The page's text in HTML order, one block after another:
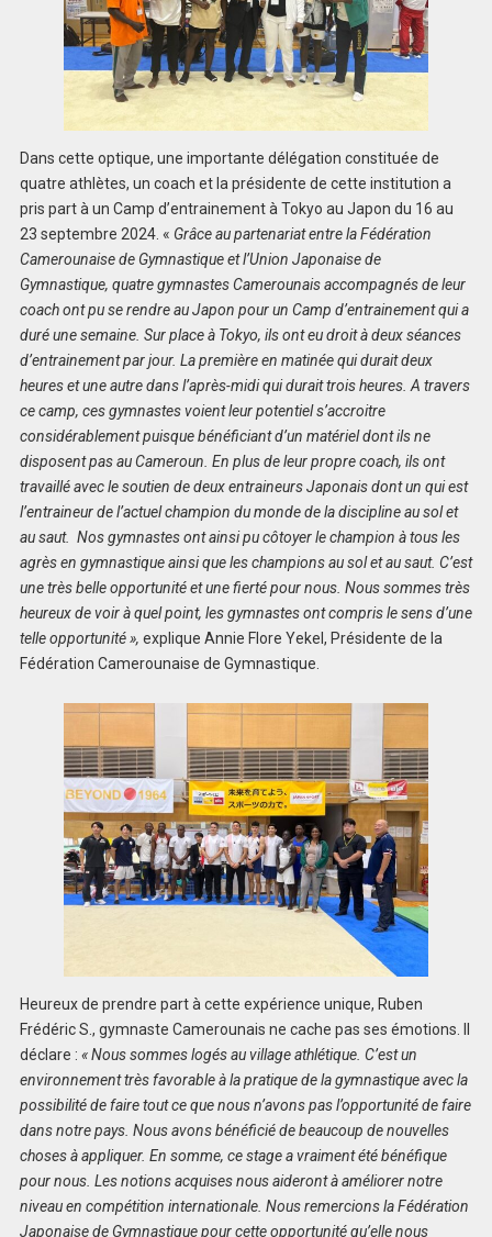
Dans cette optique, une importante délégation constituée de
quatre athlètes, un coach et la présidente de cette institution a
pris part à un Camp d’entrainement à Tokyo au Japon du 16 au
23 septembre 2024. « Grâce au partenariat entre la Fédération
Camerounaise de Gymnastique et l’Union Japonaise de
Gymnastique, quatre gymnastes Camerounais accompagnés de leur
coach ont pu se rendre au Japon pour un Camp d’entrainement qui a
duré une semaine. Sur place à Tokyo, ils ont eu droit à deux séances
d’entrainement par jour. La première en matinée qui durait deux
heures et une autre dans l’après-midi qui durait trois heures. A travers
ce camp, ces gymnastes voient leur potentiel s’accroitre
considérablement puisque bénéficiant d’un matériel dont ils ne
disposent pas au Cameroun. En plus de leur propre coach, ils ont
travaillé avec le soutien de deux entraineurs Japonais dont un qui est
l’entraineur de l’actuel champion du monde de la discipline au sol et
au saut. Nos gymnastes ont ainsi pu côtoyer le champion à tous les
agrès en gymnastique ainsi que les champions au sol et au saut. C’est
une très belle opportunité et une fierté pour nous. Nous sommes très
heureux de voir à quel point, les gymnastes ont compris le sens d’une
telle opportunité », explique Annie Flore Yekel, Présidente de la
Fédération Camerounaise de Gymnastique.
Heureux de prendre part à cette expérience unique, Ruben
Frédéric S., gymnaste Camerounais ne cache pas ses émotions. Il
déclare : « Nous sommes logés au village athlétique. C’est un
environnement très favorable à la pratique de la gymnastique avec la
possibilité de faire tout ce que nous n’avons pas l’opportunité de faire
dans notre pays. Nous avons bénéficié de beaucoup de nouvelles
choses à appliquer. En somme, ce stage a vraiment été bénéfique
pour nous. Les notions acquises nous aideront à améliorer notre
niveau en compétition internationale. Nous remercions la Fédération
Japonaise de Gymnastique pour cette opportunité qu’elle nous